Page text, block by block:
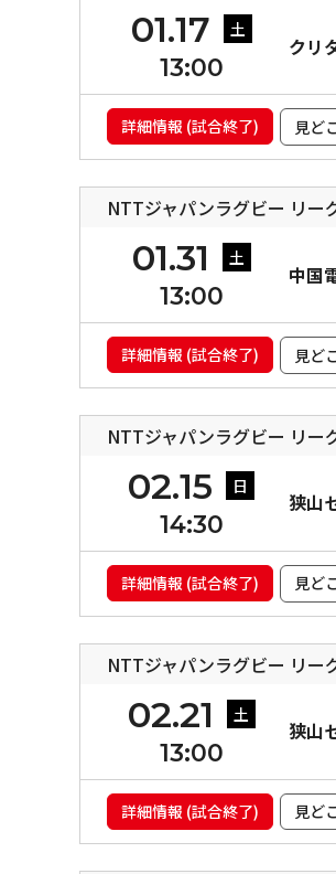
01.17 土
13:00
クリ
詳細情報 (試合終了) 見ど
NTTジャパンラグビー リー
01.31 土
13:00
中国
詳細情報 (試合終了) 見ど
NTTジャパンラグビー リー
02.15 日
14:30
狭山
詳細情報 (試合終了) 見ど
NTTジャパンラグビー リー
02.21 土
13:00
狭山
詳細情報 (試合終了) 見ど